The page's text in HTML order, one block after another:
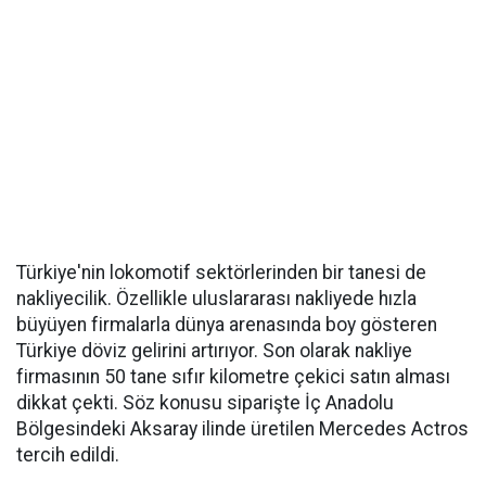
Türkiye'nin lokomotif sektörlerinden bir tanesi de
nakliyecilik. Özellikle uluslararası nakliyede hızla
büyüyen firmalarla dünya arenasında boy gösteren
Türkiye döviz gelirini artırıyor. Son olarak nakliye
firmasının 50 tane sıfır kilometre çekici satın alması
dikkat çekti. Söz konusu siparişte İç Anadolu
Bölgesindeki Aksaray ilinde üretilen Mercedes Actros
tercih edildi.